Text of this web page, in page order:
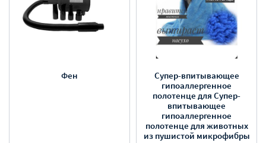
Фен
Супер-впитывающее
гипоаллергенное
полотенце для Супер-
впитывающее
гипоаллергенное
полотенце для животных
из пушистой микрофибры